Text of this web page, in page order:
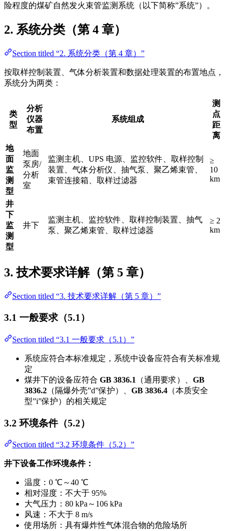
险程度的煤矿自然发火束管监测系统（以下简称”系统”）。
2. 系统分类（第 4 章）
Section titled “2. 系统分类（第 4 章）”
按取样控制装置、气体分析装置和数据处理装置的布置地点，
系统分为两类：
类
型
分析
仪器
布置
系统组成
测
点
距
离
地
面
监
测
型
地面
泵房/
分析
室
监测主机、UPS 电源、监控软件、取样控制
装置、气体分析仪、抽气泵、聚乙烯束管、
束管连接箱、取样过滤器
≥
10
km
井
下
监
测
型
井下
监测主机、监控软件、取样控制装置、抽气
泵、聚乙烯束管、取样过滤器
≥ 2
km
3. 技术要求详解（第 5 章）
Section titled “3. 技术要求详解（第 5 章）”
3.1 一般要求（5.1）
Section titled “3.1 一般要求（5.1）”
系统应符合本标准规定，系统中设备应符合有关标准规
定
煤井下的设备应符合 GB 3836.1 （通用要求）、 GB
3836.2 （隔爆外壳”d”保护）、 GB 3836.4 （本质安全
型”i”保护）的相关规定
3.2 环境条件（5.2）
Section titled “3.2 环境条件（5.2）”
井下设备工作环境条件：
温度：0 ℃～40 ℃
相对湿度：不大于 95%
大气压力：80 kPa～106 kPa
风速：不大于 8 m/s
使用场所：具有爆炸性气体混合物的危险场所